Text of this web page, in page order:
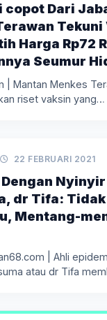
copot Dari
Tekuni
Harga Rp72
Seumur
| Mantan Menkes
riset vaksin yang…
22 FEBRUARI 2021
dr Tifa: Tidak
Mentang-
| Ahli
atau dr Tifa